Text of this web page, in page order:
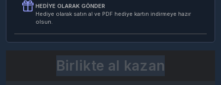
HEDIYE OLARAK GÖNDER
Hediye olarak satın al ve PDF hediye kartın indirmeye hazır
olsun.
Birlikte al kazan